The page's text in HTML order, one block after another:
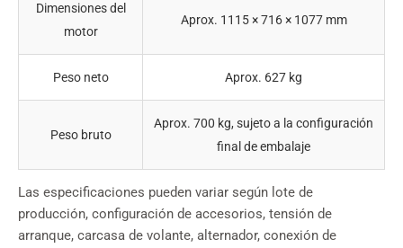
Dimensiones del
motor
Aprox. 1115 × 716 × 1077 mm
Peso neto Aprox. 627 kg
Peso bruto
Aprox. 700 kg, sujeto a la configuración
final de embalaje
Las especificaciones pueden variar según lote de
producción, configuración de accesorios, tensión de
arranque, carcasa de volante, alternador, conexión de